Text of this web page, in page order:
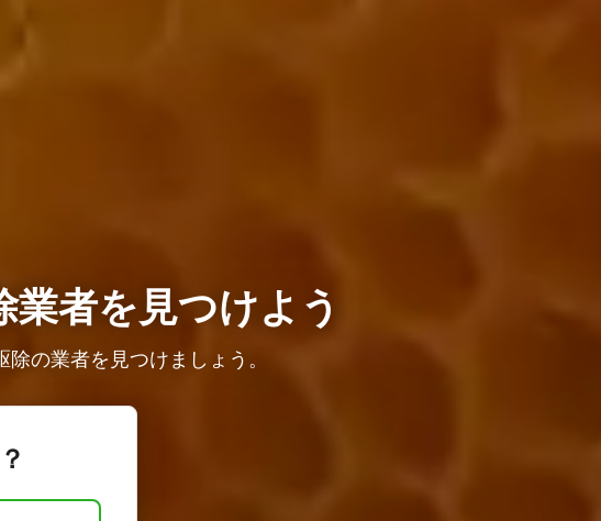
者を見つけよう
の業者を見つけましょう。